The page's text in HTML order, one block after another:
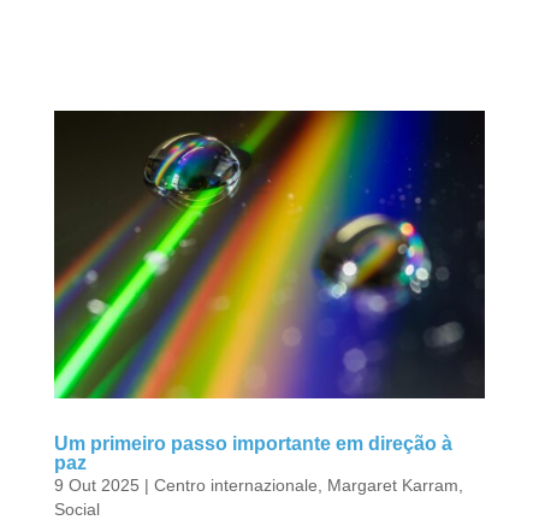
Um primeiro passo importante em direção à
paz
9 Out 2025 | Centro internazionale Margaret Karram
Social